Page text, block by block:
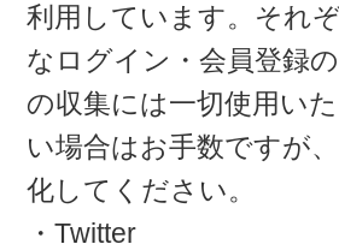
利用しています。それ
なログイン・会員登録
の収集には一切使用い
い場合はお手数ですが
化してください。
・Twitter